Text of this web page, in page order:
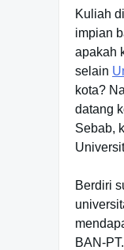
Kuliah
impian
apakah
selain
kota?
datang
Sebab,
Berdiri
BAN-